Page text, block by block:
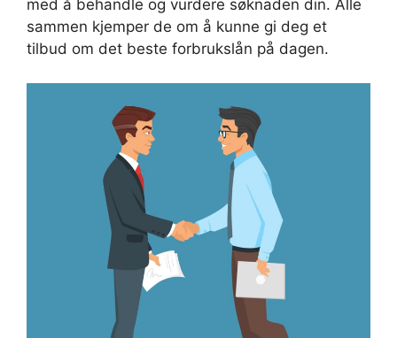
med å behandle og vurdere søknaden din. Alle
sammen kjemper de om å kunne gi deg et
tilbud om det beste forbrukslån på dagen.